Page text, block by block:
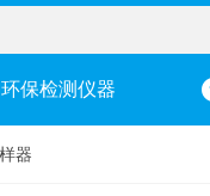
保检测仪器
器